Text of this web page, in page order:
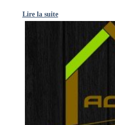
Lire la suite